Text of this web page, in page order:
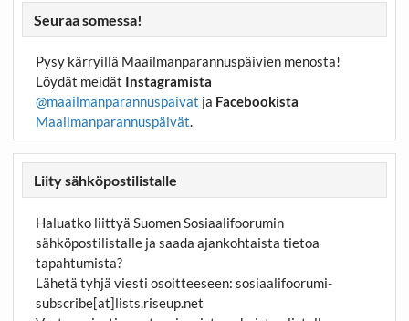
Seuraa somessa!
Pysy kärryillä Maailmanparannuspäivien menosta!
Löydät meidät Instagramista
@maailmanparannuspaivat ja Facebookista
Maailmanparannuspäivät.
Liity sähköpostilistalle
Haluatko liittyä Suomen Sosiaalifoorumin
sähköpostilistalle ja saada ajankohtaista tietoa
tapahtumista?
Lähetä tyhjä viesti osoitteeseen: sosiaalifoorumi-
subscribe[at]lists.riseup.net